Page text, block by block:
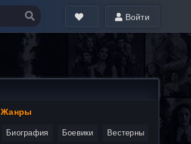
Войти
Жанры
Биография Боевики Вестерны